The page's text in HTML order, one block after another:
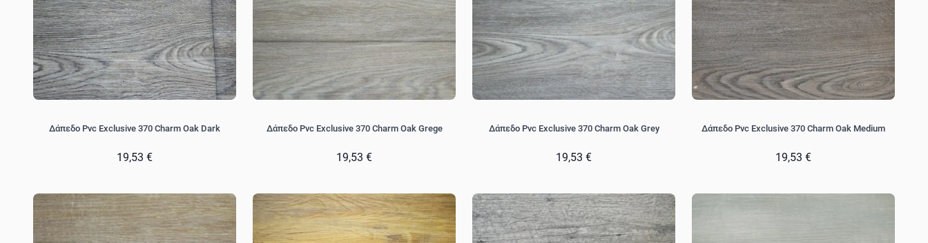
Δάπεδο Pvc Exclusive 370 Charm Oak Dark
19,53 €
Δάπεδο Pvc Exclusive 370 Charm Oak Grege
19,53 €
Δάπεδο Pvc Exclusive 370 Charm Oak Grey
19,53 €
Δάπεδο Pvc Exclusive 370 Charm Oak Medium
19,53 €